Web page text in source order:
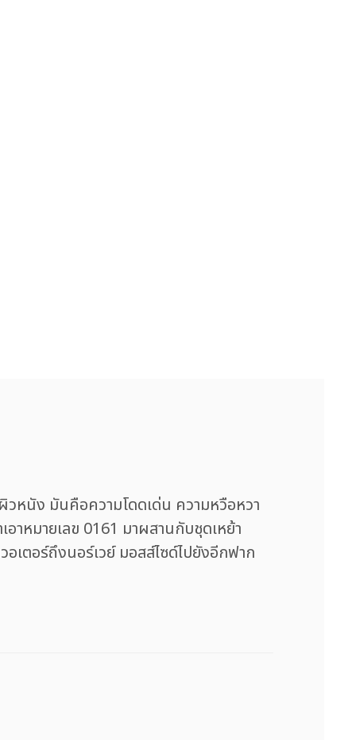
หนัง มันคือความโดดเด่น ความหวือหวา
าหมายเลข 0161 มาผสานกับชุดเหย้า
เตอร์ถึงนอร์เวย์ มอสส์ไซด์ไปยังอีกฟาก